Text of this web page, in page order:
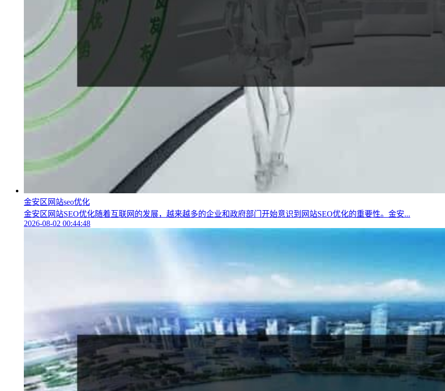
金安区网站seo优化
金安区网站SEO优化随着互联网的发展，越来越多的企业和政府部门开始意识到网站SEO优化的重要性。金安...
2026-08-02 00:44:48